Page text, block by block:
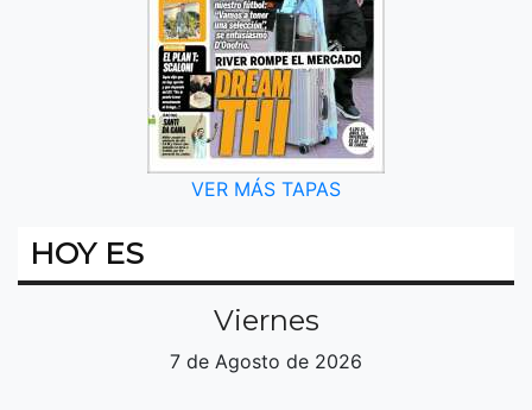
VER MÁS TAPAS
HOY ES
Viernes
7 de Agosto de 2026